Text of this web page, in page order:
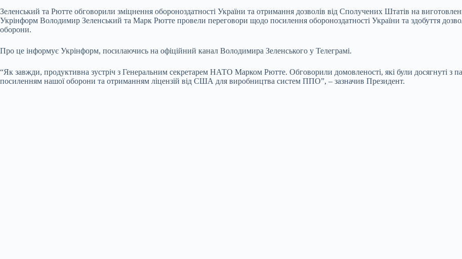
Зеленський та Рютте обговорили зміцнення обороноздатності України та отримання дозволів від Сполучених Штатів на
Укрінформ Володимир Зеленський та Марк Рютте провели переговори щодо посилення обороноздатності України та здобуття
оборони.
Про це інформує Укрінформ, посилаючись на офіційний канал Володимира Зеленського у Телеграмі.
“Як завжди, продуктивна зустріч з Генеральним секретарем НАТО Марком Рютте. Обговорили домовленості, які були досягнуті з
посиленням нашої оборони та отриманням ліцензій від США для виробництва систем ППО”, – зазначив Президент.